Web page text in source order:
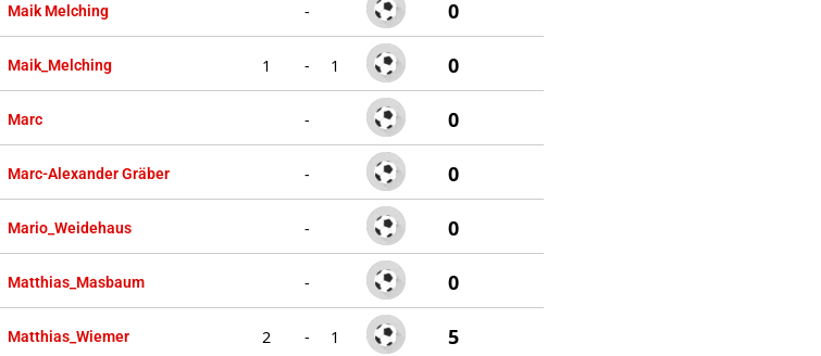
Maik Melching - 0
Maik_Melching 1 - 1 0
Marc - 0
Marc-Alexander Gräber - 0
Mario_Weidehaus - 0
Matthias_Masbaum - 0
Matthias_Wiemer 2 - 1 5